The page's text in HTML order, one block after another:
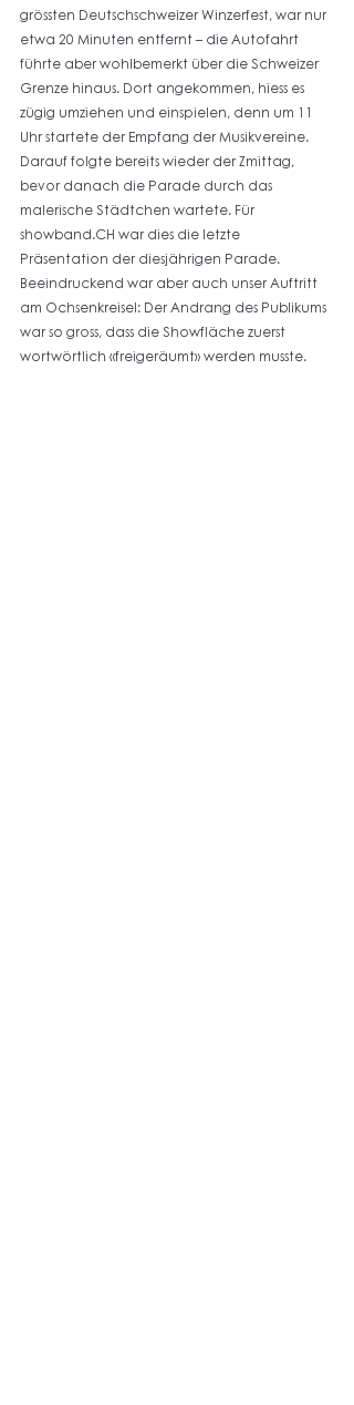
grössten Deutschschweizer Winzerfest, war nur
etwa 20 Minuten entfernt – die Autofahrt
führte aber wohlbemerkt über die Schweizer
Grenze hinaus. Dort angekommen, hiess es
zügig umziehen und einspielen, denn um 11
Uhr startete der Empfang der Musikvereine.
Darauf folgte bereits wieder der Zmittag,
bevor danach die Parade durch das
malerische Städtchen wartete. Für
showband.CH war dies die letzte
Präsentation der diesjährigen Parade.
Beeindruckend war aber auch unser Auftritt
am Ochsenkreisel: Der Andrang des Publikums
war so gross, dass die Showfläche zuerst
wortwörtlich «freigeräumt» werden musste.